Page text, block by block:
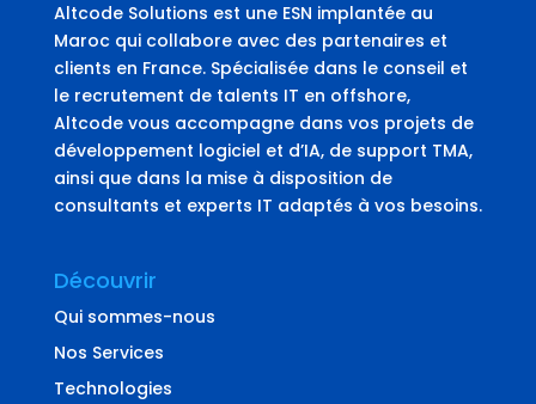
Altcode Solutions est une ESN implantée au
Maroc qui collabore avec des partenaires et
clients en France. Spécialisée dans le conseil et
le recrutement de talents IT en offshore,
Altcode vous accompagne dans vos projets de
développement logiciel et d’IA, de support TMA,
ainsi que dans la mise à disposition de
consultants et experts IT adaptés à vos besoins.
Découvrir
Qui sommes-nous
Nos Services
Technologies